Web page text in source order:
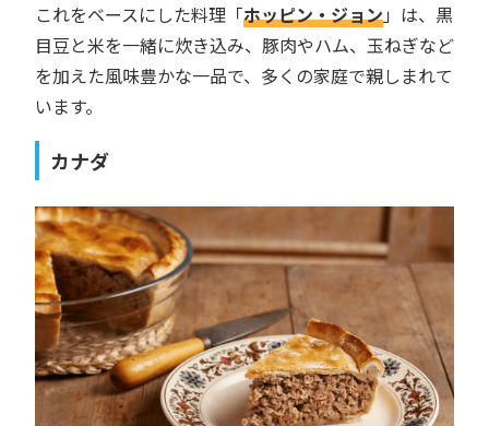
これをベースにした料理「ホッピン・ジョン」は、黒
目豆と米を一緒に炊き込み、豚肉やハム、玉ねぎなど
を加えた風味豊かな一品で、多くの家庭で親しまれて
います。
カナダ